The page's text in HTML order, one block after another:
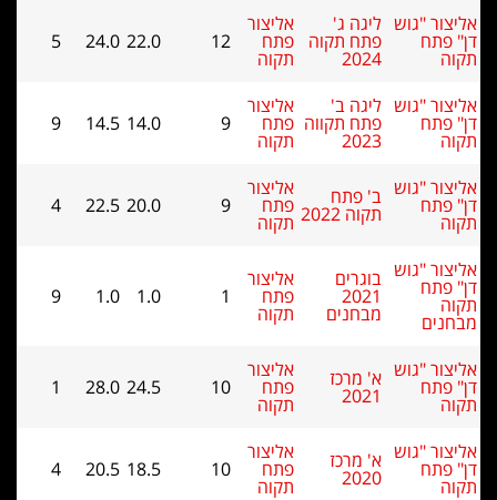
אליצור "גוש
דן" פתח
תקוה
ליגה ג'
פתח תקוה
2024
אליצור
פתח
תקוה
12
22.0
24.0
5
אליצור "גוש
דן" פתח
תקוה
ליגה ב'
פתח תקווה
2023
אליצור
פתח
תקוה
9
14.0
14.5
9
אליצור "גוש
דן" פתח
תקוה
ב' פתח
תקוה 2022
אליצור
פתח
תקוה
9
20.0
22.5
4
אליצור "גוש
דן" פתח
תקוה
מבחנים
בוגרים
2021
מבחנים
אליצור
פתח
תקוה
1
1.0
1.0
9
אליצור "גוש
דן" פתח
תקוה
א' מרכז
2021
אליצור
פתח
תקוה
10
24.5
28.0
1
אליצור "גוש
דן" פתח
תקוה
א' מרכז
2020
אליצור
פתח
תקוה
10
18.5
20.5
4